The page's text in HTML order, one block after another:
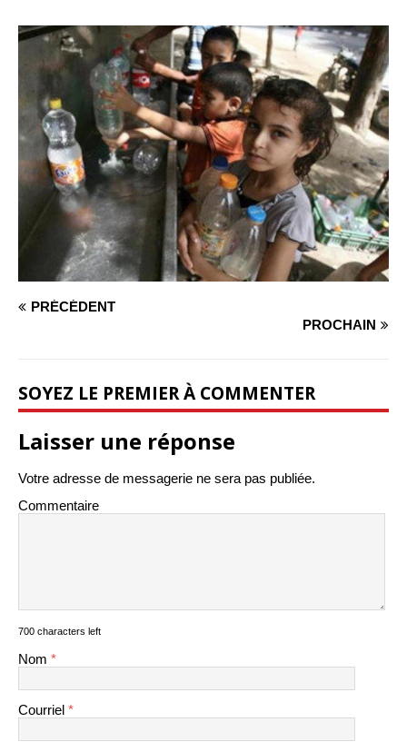
PRÉCÉDENT
PROCHAIN
SOYEZ LE PREMIER À COMMENTER
Laisser une réponse
Votre adresse de messagerie ne sera pas publiée.
Commentaire
700 characters left
Nom *
Courriel *